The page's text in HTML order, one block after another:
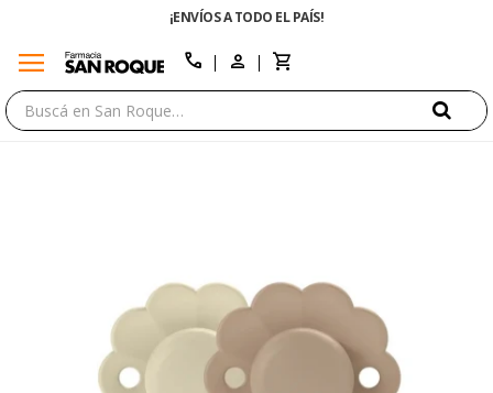
¡ENVÍOS A TODO EL PAÍS!
menu call
close